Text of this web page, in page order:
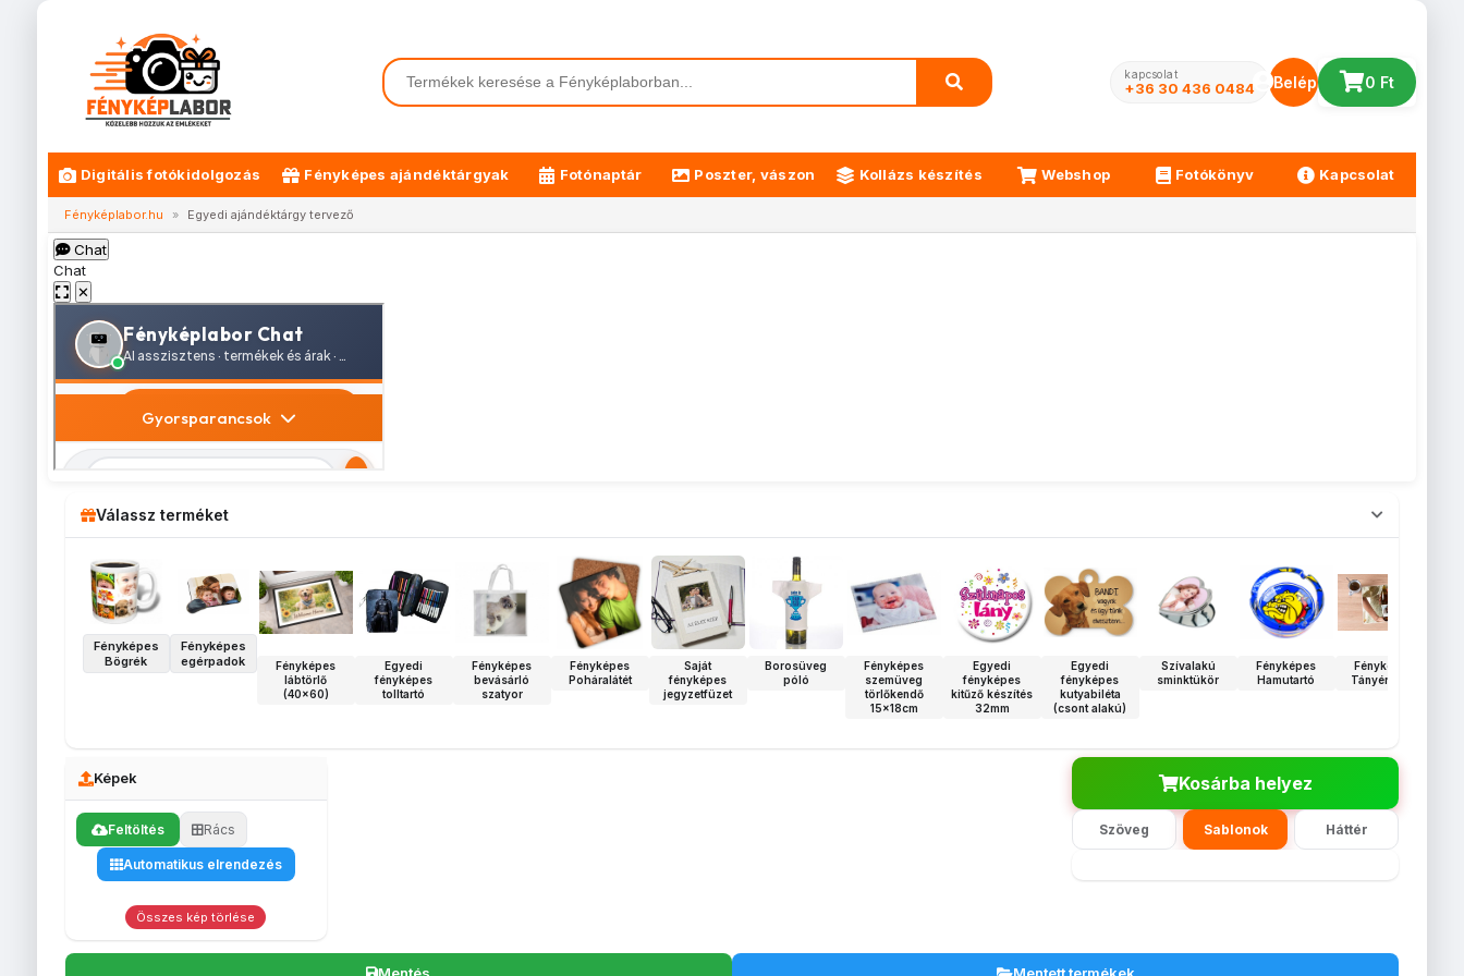
kapcsolat
+36 30 436 0484 Belépés 0 Ft
Digitális fotókidolgozás Fényképes ajándéktárgyak Fotónaptár Poszter, vászon Kollázs készítés Webshop Fotókönyv Kapcsolat
Fényképlabor.hu » Egyedi ajándéktárgy tervező
Chat
Chat
✕
Válassz terméket
Fényképes
Bögrék
Fényképes
egérpadok
Fényképes
lábtörlő
(40x60)
Egyedi
fényképes
tolltartó
Fényképes
bevásárló
szatyor
Fényképes
Poháralátét
Saját
fényképes
jegyzetfüzet
Borosüveg
póló
Fényképes
szemüveg
törlőkendő
15x18cm
Egyedi
fényképes
kitűző készítés
32mm
Egyedi
fényképes
kutyabiléta
(csont alakú)
Szívalakú
sminktükör
Fényképes
Hamutartó
Fényképes
Tányéralátét
Képek
Feltöltés Rács
Automatikus elrendezés
Összes kép törlése
Kosárba helyez
Szöveg Sablonok Háttér